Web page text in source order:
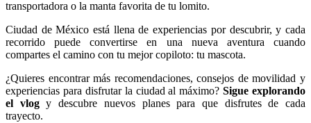
transportadora o la manta favorita de tu lomito.
Ciudad de México está llena de experiencias por descubrir, y cada
recorrido puede convertirse en una nueva aventura cuando
compartes el camino con tu mejor copiloto: tu mascota.
¿Quieres encontrar más recomendaciones, consejos de movilidad y
experiencias para disfrutar la ciudad al máximo?Sigue explorando
el vlogy descubre nuevos planes para que disfrutes de cada
trayecto.